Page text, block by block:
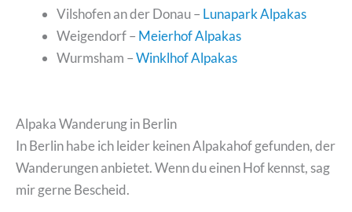
Vilshofen an der Donau – Lunapark Alpakas
Weigendorf – Meierhof Alpakas
Wurmsham –Winklhof Alpakas
Alpaka Wanderung in Berlin
In Berlin habe ich leider keinen Alpakahof gefunden, der
Wanderungen anbietet. Wenn du einen Hof kennst, sag
mir gerne Bescheid.